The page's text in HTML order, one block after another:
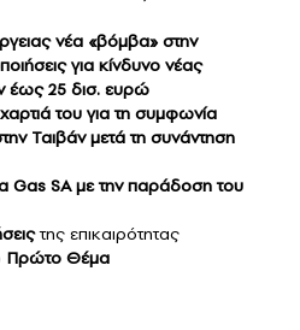
νέα «βόμβα» στην
για κίνδυνο νέας
έως 25 δισ. ευρώ
του για τη συμφωνία
Ταιβάν μετά τη συνάντηση
Gas SA με την παράδοση του
της επικαιρότητας
Πρώτο Θέμα